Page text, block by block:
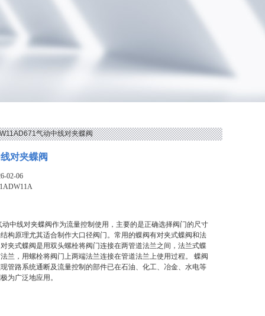
气动中线对夹蝶阀
对夹蝶阀
02-06
动中线对夹蝶阀作为流量控制使用，主要的是正确选择阀门的尺寸
构原理尤其适合制作大口径阀门。常用的蝶阀有对夹式蝶阀和法
夹式蝶阀是用双头螺栓将阀门连接在两管道法兰之间，法兰式蝶
兰，用螺栓将阀门上两端法兰连接在管道法兰上使用过程。 蝶阀
管路系统通断及流量控制的部件已在石油、化工、冶金、水电等
为广泛地应用。